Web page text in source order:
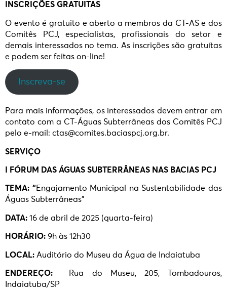
INSCRIÇÕES GRATUITAS
O evento é gratuito e aberto a membros da CT-AS e dos
Comitês PCJ, especialistas, profissionais do setor e
demais interessados no tema. As inscrições são gratuítas
e podem ser feitas on-line!
Inscreva-se
Para mais informações, os interessados devem entrar em
contato com a CT-Águas Subterrâneas dos Comitês PCJ
pelo e-mail: ctas@comites.baciaspcj.org.br.
SERVIÇO
I FÓRUM DAS ÁGUAS SUBTERRÂNEAS NAS BACIAS PCJ
TEMA: “Engajamento Municipal na Sustentabilidade das
Águas Subterrâneas”
DATA: 16 de abril de 2025 (quarta-feira)
HORÁRIO: 9h às 12h30
LOCAL: Auditório do Museu da Água de Indaiatuba
ENDEREÇO: Rua do Museu, 205, Tombadouros,
Indaiatuba/SP